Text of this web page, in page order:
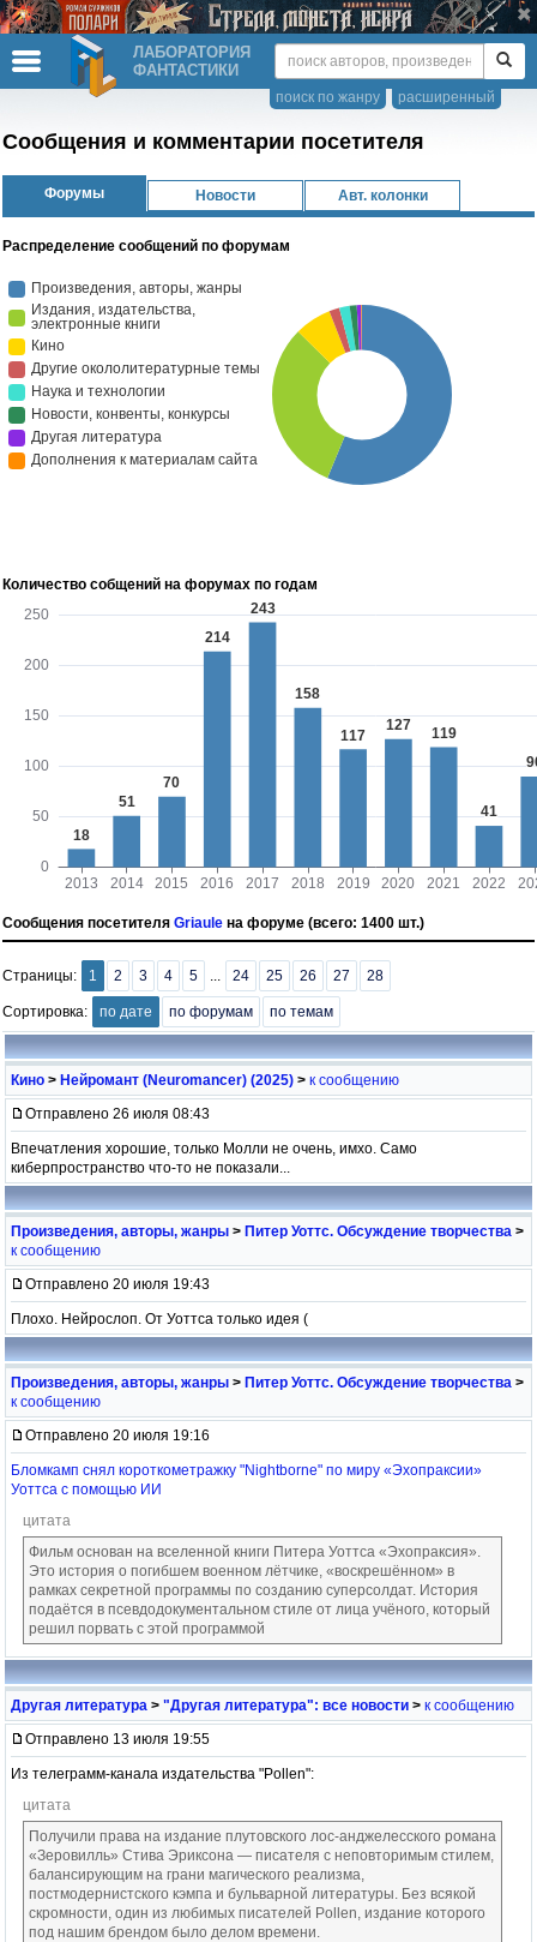
ЛАБОРАТОРИЯ
ФАНТАСТИКИ
расширенный
поиск по жанру
Сообщения и комментарии посетителя
Форумы Новости Авт. колонки
Распределение сообщений по форумам
Количество собщений на форумах по годам
Сообщения посетителя Griaule на форуме (всего: 1400 шт.)
Страницы: 1 2 3 4 5 ... 24 25 26 27 28
Сортировка: по дате по форумам по темам
Кино > Нейромант (Neuromancer) (2025) > к сообщению
Отправлено 26 июля 08:43
Впечатления хорошие, только Молли не очень, имхо. Само
киберпространство что-то не показали...
Произведения, авторы, жанры > Питер Уоттс. Обсуждение творчества >
к сообщению
Отправлено 20 июля 19:43
Плохо. Нейрослоп. От Уоттса только идея (
Произведения, авторы, жанры > Питер Уоттс. Обсуждение творчества >
к сообщению
Отправлено 20 июля 19:16
Бломкамп снял короткометражку "Nightborne" по миру «Эхопраксии»
Уоттса с помощью ИИ
цитата
Фильм основан на вселенной книги Питера Уоттса «Эхопраксия».
Это история о погибшем военном лётчике, «воскрешённом» в
рамках секретной программы по созданию суперсолдат. История
подаётся в псевдодокументальном стиле от лица учёного, который
решил порвать с этой программой
Другая литература > "Другая литература": все новости > к сообщению
Отправлено 13 июля 19:55
Из телеграмм-канала издательства "Pollen":
цитата
Получили права на издание плутовского лос-анджелесского романа
«Зеровилль» Стива Эриксона — писателя с неповторимым стилем,
балансирующим на грани магического реализма,
постмодернистского кэмпа и бульварной литературы. Без всякой
скромности, один из любимых писателей Pollen, издание которого
под нашим брендом было делом времени.